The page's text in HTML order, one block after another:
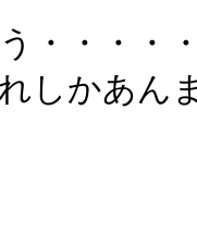
・・・・
しかあん